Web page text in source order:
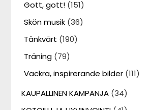
Gott, gott! (151)
Skön musik (36)
Tänkvärt (190)
Träning (79)
Vackra, inspirerande bilder (111)
KAUPALLINEN KAMPANJA (34)